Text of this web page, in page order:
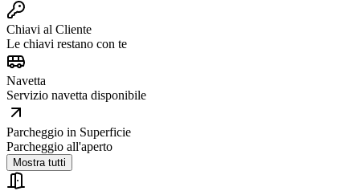
Chiavi al Cliente
Le chiavi restano con te
Navetta
Servizio navetta disponibile
Parcheggio in Superficie
Parcheggio all'aperto
Mostra tutti